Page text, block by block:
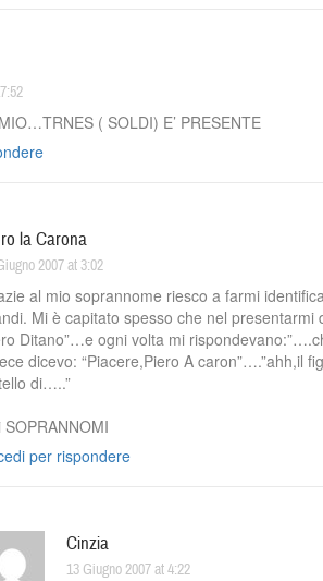
( SOLDI) E’ PRESENTE
la Carona
2007 at 3:02
al mio soprannome riesco a farmi
Mi è capitato spesso che nel presentarmi
Ditano”…e ogni volta mi
dicevo: “Piacere,Piero A caron”….”ahh,il
di…..”
SOPRANNOMI
per rispondere
Cinzia
13 Giugno 2007 at 4:22